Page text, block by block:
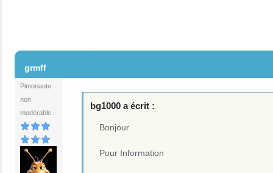
grmff
Pimonaute
non
modérable
bg1000 a écrit :
Bonjour
Pour Information